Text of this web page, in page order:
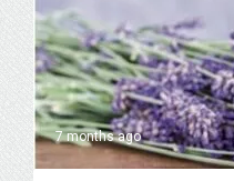
7 months ago